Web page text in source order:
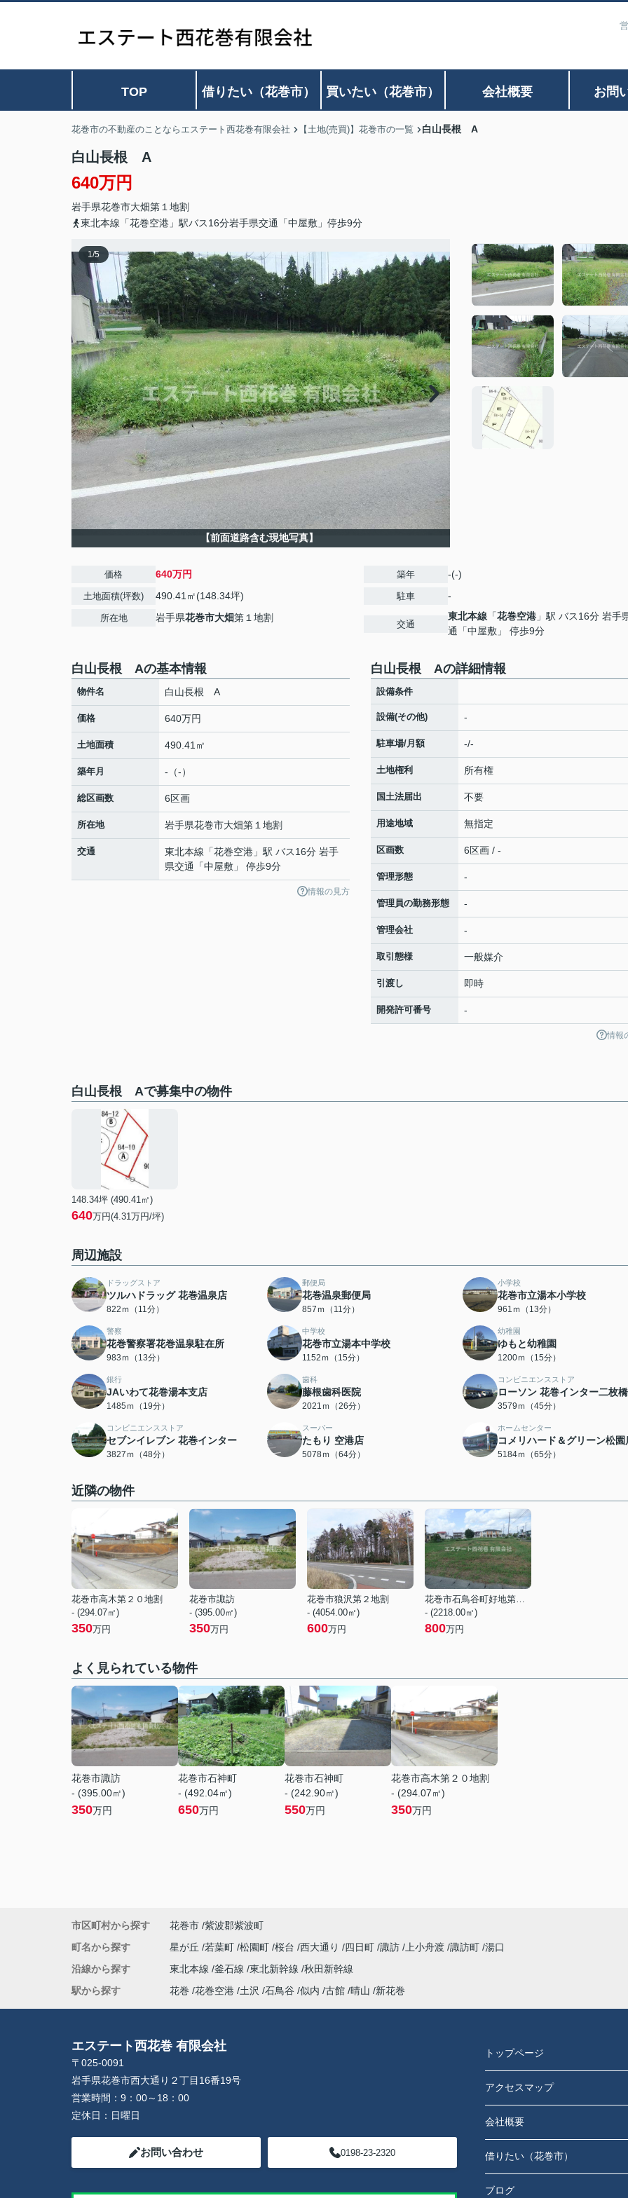
TOP 借りたい（花巻市） 買いたい（花巻市） 会社概要 お問
花巻市の不動産のことならエステート西花巻有限会社 【土地(売買)】花巻市の一覧 白山長根 A
白山長根 A
640万円
岩手県花巻市大畑第１地割
東北本線「花巻空港」駅バス16分岩手県交通「中屋敷」停歩9分
1/5
【前面道路含む現地写真】
価格 640万円
土地面積(坪数) 490.41㎡(148.34坪)
所在地 岩手県花巻市大畑第１地割
築年 -(-)
駐車 -
交通
東北本線 「花巻空港 」駅 バス16分 岩手
通「中屋敷」 停歩9分
白山長根 Aの基本情報
物件名 白山長根 A
価格 640万円
土地面積 490.41㎡
築年月 -（-）
総区画数 6区画
所在地 岩手県花巻市大畑第１地割
交通 東北本線 「花巻空港 」駅 バス16分 岩手
県交通「中屋敷」 停歩9分
情報の見方
白山長根 Aの詳細情報
設備条件
設備(その他) -
駐車場/月額 -/-
土地権利 所有権
国土法届出 不要
用途地域 無指定
区画数 6区画 / -
管理形態 -
管理員の勤務形態 -
管理会社 -
取引態様 一般媒介
引渡し 即時
開発許可番号 -
情報
白山長根 Aで募集中の物件
148.34坪 (490.41㎡)
640万円(4.31万円/坪)
周辺施設
ドラッグストア
ツルハドラッグ 花巻温泉店
822ｍ（11分）
郵便局
花巻温泉郵便局
857ｍ（11分）
小学校
花巻市立湯本小学校
961ｍ（13分）
警察
花巻警察署花巻温泉駐在所
983ｍ（13分）
中学校
花巻市立湯本中学校
1152ｍ（15分）
幼稚園
ゆもと幼稚園
1200ｍ（15分）
銀行
JAいわて花巻湯本支店
1485ｍ（19分）
歯科
藤根歯科医院
2021ｍ（26分）
コンビニエンスストア
ローソン 花巻インター二枚橋
3579ｍ（45分）
コンビニエンスストア
セブンイレブン 花巻インター
3827ｍ（48分）
スーパー
たもり 空港店
5078ｍ（64分）
ホームセンター
コメリハード＆グリーン松園
5184ｍ（65分）
近隣の物件
花巻市高木第２０地割
- (294.07㎡)
350万円
花巻市諏訪
- (395.00㎡)
350万円
花巻市狼沢第２地割
- (4054.00㎡)
600万円
花巻市石鳥谷町好地第９地割
- (2218.00㎡)
800万円
よく見られている物件
花巻市諏訪
- (395.00㎡)
350万円
花巻市石神町
- (492.04㎡)
650万円
花巻市石神町
- (242.90㎡)
550万円
花巻市高木第２０地割
- (294.07㎡)
350万円
市区町村から探す 花巻市 紫波郡紫波町
町名から探す
星が丘 若葉町 松園町 桜台 西大通り 四日町 諏訪 上小舟渡 諏訪町 湯口
沿線から探す
東北本線 釜石線 東北新幹線 秋田新幹線
駅から探す
花巻 花巻空港 土沢 石鳥谷 似内 古館 晴山 新花巻
エステート西花巻 有限会社
〒025-0091
岩手県花巻市西大通り２丁目16番19号
営業時間： 9：00～18：00
定休日： 日曜日
お問い合わせ 0198-23-2320
トップページ
アクセスマップ
会社概要
借りたい（花巻市）
ブログ